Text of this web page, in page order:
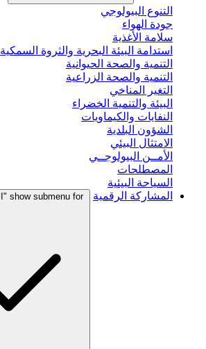
التنوع البيولوجي
جودة الهواء
سلامة الأغذية
استدامة البيئة البحرية والثروة السمكية
التنمية والصحة الحيوانية
التنمية والصحة الزراعية
التغير المناخي
البيئة والتنمية الخضراء
النفايات والكيماويات
الشؤون البلدية
الامتثال البيئي
الأمــن البيولوجــي
المصطلحات
السياحة البيئية
المشاركة الرقمية
show submenu for "المشاركة الرقمية"